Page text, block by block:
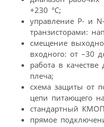
+230 °C;
управление P- и
транзисторами:
смещение
входного: от –30
работа в
плеча;
схема защиты от
цепи питающего
стандартный
прямое